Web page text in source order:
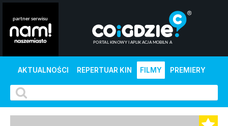
AKTUALNOŚCI REPERTUAR KIN FILMY PREMIERY